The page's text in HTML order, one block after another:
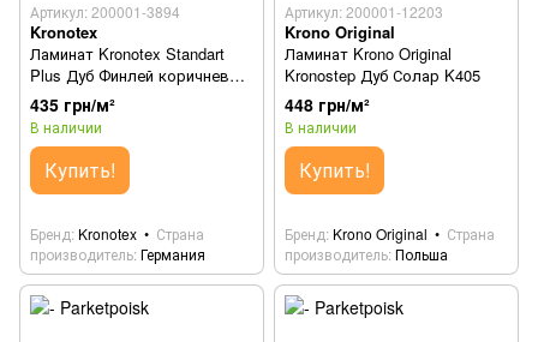
Артикул: 200001-3894
Kronotex
Ламинат Kronotex Standart
Plus Дуб Финлей коричневый
90142
435 грн/м²
В наличии
Купить!
Бренд Kronotex
Страна
производитель Германия
Артикул: 200001-12203
Krono Original
Ламинат Krono Original
Kronostep Дуб Солар K405
448 грн/м²
В наличии
Купить!
Бренд Krono Original
Страна
производитель Польша